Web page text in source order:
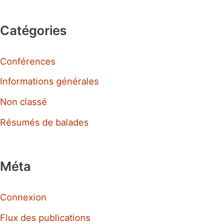
h
v
e
s
Catégories
Conférences
Informations générales
Non classé
Résumés de balades
Méta
Connexion
Flux des publications